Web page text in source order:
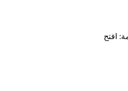
افتح